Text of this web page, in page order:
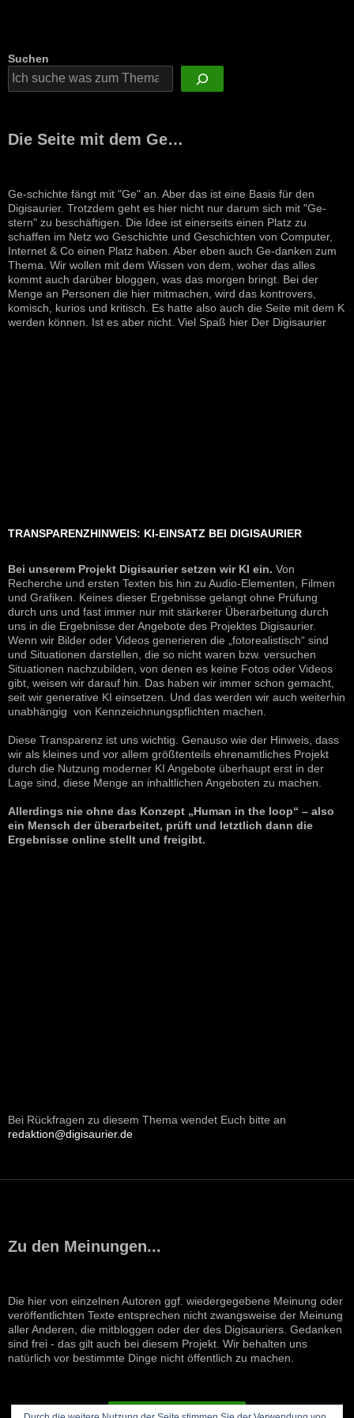
Suchen
Die Seite mit dem Ge…
Ge-schichte fängt mit "Ge" an. Aber das ist eine Basis für den
Digisaurier. Trotzdem geht es hier nicht nur darum sich mit "Ge-
stern" zu beschäftigen. Die Idee ist einerseits einen Platz zu
schaffen im Netz wo Geschichte und Geschichten von Computer,
Internet & Co einen Platz haben. Aber eben auch Ge-danken zum
Thema. Wir wollen mit dem Wissen von dem, woher das alles
kommt auch darüber bloggen, was das morgen bringt. Bei der
Menge an Personen die hier mitmachen, wird das kontrovers,
komisch, kurios und kritisch. Es hatte also auch die Seite mit dem K
werden können. Ist es aber nicht. Viel Spaß hier Der Digisaurier
TRANSPARENZHINWEIS: KI-EINSATZ BEI DIGISAURIER
Bei unserem Projekt Digisaurier setzen wir KI ein. Von
Recherche und ersten Texten bis hin zu Audio-Elementen, Filmen
und Grafiken. Keines dieser Ergebnisse gelangt ohne Prüfung
durch uns und fast immer nur mit stärkerer Überarbeitung durch
uns in die Ergebnisse der Angebote des Projektes Digisaurier.
Wenn wir Bilder oder Videos generieren die „fotorealistisch“ sind
und Situationen darstellen, die so nicht waren bzw. versuchen
Situationen nachzubilden, von denen es keine Fotos oder Videos
gibt, weisen wir darauf hin. Das haben wir immer schon gemacht,
seit wir generative KI einsetzen. Und das werden wir auch weiterhin
unabhängig von Kennzeichnungspflichten machen.
Diese Transparenz ist uns wichtig. Genauso wie der Hinweis, dass
wir als kleines und vor allem größtenteils ehrenamtliches Projekt
durch die Nutzung moderner KI Angebote überhaupt erst in der
Lage sind, diese Menge an inhaltlichen Angeboten zu machen.
Allerdings nie ohne das Konzept „Human in the loop“ – also
ein Mensch der überarbeitet, prüft und letztlich dann die
Ergebnisse online stellt und freigibt.
Bei Rückfragen zu diesem Thema wendet Euch bitte an
redaktion@digisaurier.de
Zu den Meinungen...
Die hier von einzelnen Autoren ggf. wiedergegebene Meinung oder
veröffentlichten Texte entsprechen nicht zwangsweise der Meinung
aller Anderen, die mitbloggen oder der des Digisauriers. Gedanken
sind frei - das gilt auch bei diesem Projekt. Wir behalten uns
natürlich vor bestimmte Dinge nicht öffentlich zu machen.
VERTRAG WIDERRUFEN